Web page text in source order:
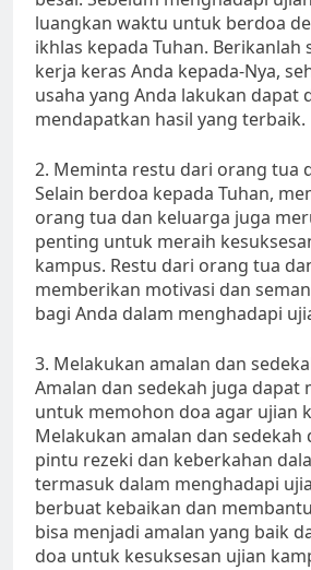
luangkan waktu untuk berdoa
ikhlas kepada Tuhan. Berikanlah
kerja keras Anda kepada-Nya,
usaha yang Anda lakukan dapat
mendapatkan hasil yang terbaik.
2. Meminta restu dari orang tua
Selain berdoa kepada Tuhan,
orang tua dan keluarga juga
penting untuk meraih
kampus. Restu dari orang tua
memberikan motivasi dan
bagi Anda dalam menghadapi
3. Melakukan amalan dan
Amalan dan sedekah juga dapat
untuk memohon doa agar ujian
Melakukan amalan dan sedekah
pintu rezeki dan keberkahan
termasuk dalam menghadapi
berbuat kebaikan dan
bisa menjadi amalan yang baik
doa untuk kesuksesan ujian